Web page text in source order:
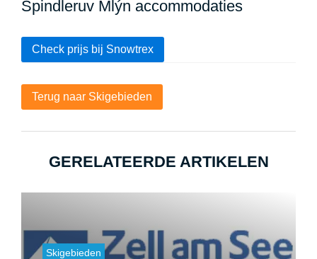
Špindleruv Mlýn accommodaties
Check prijs bij Snowtrex
Terug naar Skigebieden
GERELATEERDE ARTIKELEN
Skigebieden